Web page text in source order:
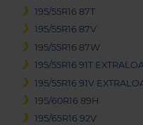
195/55R16 87T
195/55R16 87V
195/55R16 87W
195/55R16 91T
195/55R16 91V
195/60R16 89H
195/65R16 92V